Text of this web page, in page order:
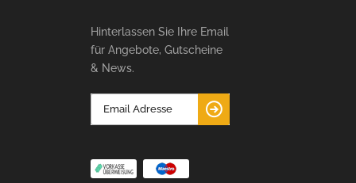
Hinterlassen Sie Ihre Email
für Angebote, Gutscheine
& News.